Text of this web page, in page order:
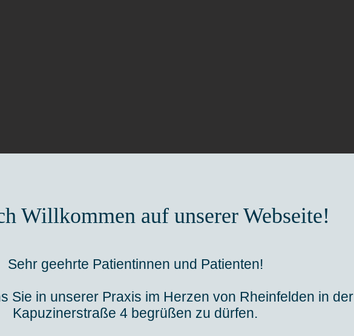
Willkommen auf unserer Webseite!
Sehr geehrte Patientinnen und Patienten!
Sie in unserer Praxis im Herzen von Rheinfelden in der
Kapuzinerstraße 4 begrüßen zu dürfen.